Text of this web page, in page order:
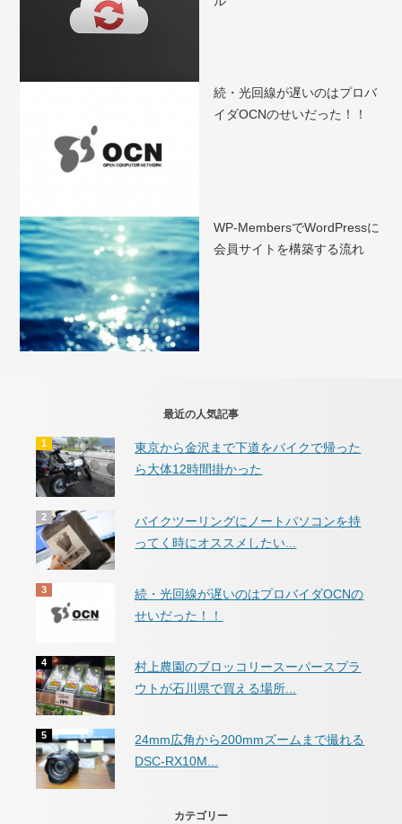
続・光回線が遅いのはプロバ
イダOCNのせいだった！！
WP-MembersでWordPressに
会員サイトを構築する流れ
最近の人気記事
東京から金沢まで下道をバイクで帰った
ら大体12時間掛かった
バイクツーリングにノートパソコンを持
ってく時にオススメしたい...
続・光回線が遅いのはプロバイダOCNの
せいだった！！
村上農園のブロッコリースーパースプラ
ウトが石川県で買える場所...
24mm広角から200mmズームまで撮れる
DSC-RX10M...
カテゴリー